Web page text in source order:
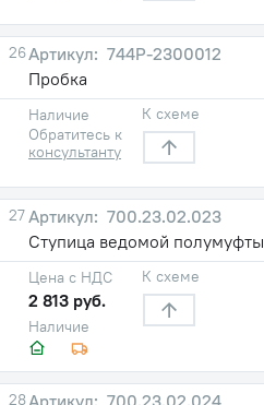
26
744Р-2300012
Пробка
Наличие
Обратитесь к
консультанту
К схеме
27
700.23.02.023
Ступица ведомой полумуфты
Наличие
Цена с НДС
2 813 руб.
К схеме
28 700.23.02.024